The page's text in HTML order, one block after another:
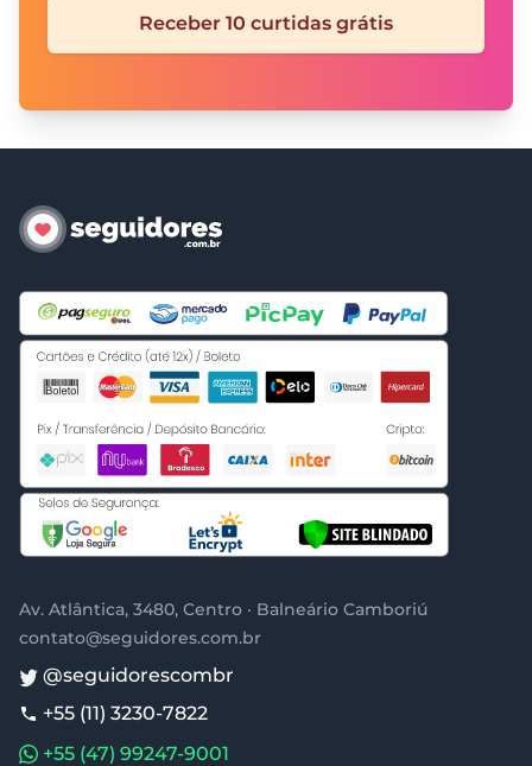
Receber 10 curtidas grátis
Av. Atlântica, 3480, Centro · Balneário Camboriú
contato@seguidores.com.br
@seguidorescombr
+55 (11) 3230-7822
+55 (47) 99247-9001